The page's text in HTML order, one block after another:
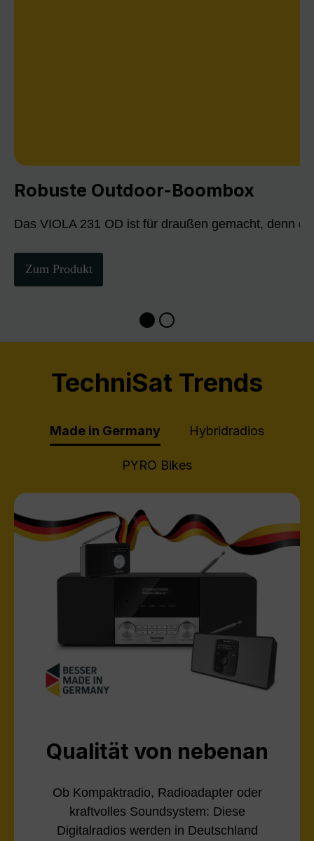
Robuste Outdoor-Boombox
Das VIOLA 231 OD ist für draußen gemacht, denn
Zum Produkt
TechniSat Trends
Made in Germany Hybridradios
PYRO Bikes
Qualität von nebenan
Ob Kompaktradio, Radioadapter oder
kraftvolles Soundsystem: Diese
Digitalradios werden in Deutschland